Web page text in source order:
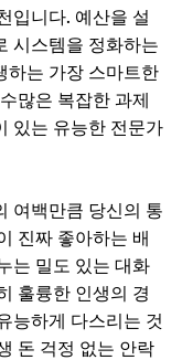
입니다. 예산을 설
시스템을 정화하는
하는 가장 스마트한
많은 복잡한 과제
있는 유능한 전문가
여백만큼 당신의 통
진짜 좋아하는 배
는 밀도 있는 대화
훌륭한 인생의 경
능하게 다스리는 것
돈 걱정 없는 안락